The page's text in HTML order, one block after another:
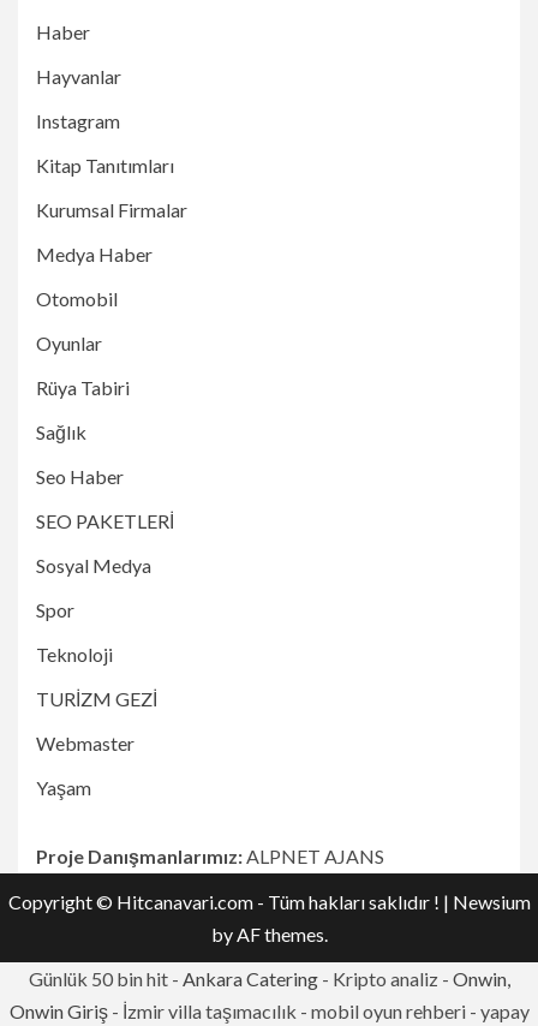
Haber
Hayvanlar
Instagram
Kitap Tanıtımları
Kurumsal Firmalar
Medya Haber
Otomobil
Oyunlar
Rüya Tabiri
Sağlık
Seo Haber
SEO PAKETLERİ
Sosyal Medya
Spor
Teknoloji
TURİZM GEZİ
Webmaster
Yaşam
Proje Danışmanlarımız: ALPNET AJANS
Copyright © Hitcanavari.com - Tüm hakları saklıdır ! | Newsium
by AF themes.
Günlük 50 bin hit - Ankara Catering- Kripto analiz - Onwin,
Onwin Giriş- İzmir villa taşımacılık - mobil oyun rehberi - yapay